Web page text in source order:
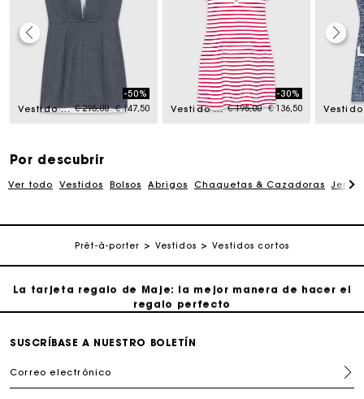
Vestido sastre trampantojo Price reduced from
€ 295,00to
-50%
€ 147,50
Vestido polo a rayas Price reduced from
€ 195,00to
-30%
€ 136,50
Por descubrir
Ver todo Vestidos Bolsos Abrigos Chaquetas & Cazadoras
Prêt-à-porter Vestidos Vestidos cortos
La tarjeta regalo de Maje: la mejor manera de hacer el
regalo perfecto
Entrega a domicilio ofrecida dentro de 2-3 días
Paga en 3 cuotas sin comisiones
Seguir mi pedido
La tarjeta regalo de Maje: la mejor manera de hacer el
regalo perfecto
Entrega a domicilio ofrecida dentro de 2-3 días
SUSCRÍBASE A NUESTRO BOLETÍN
Correo electrónico